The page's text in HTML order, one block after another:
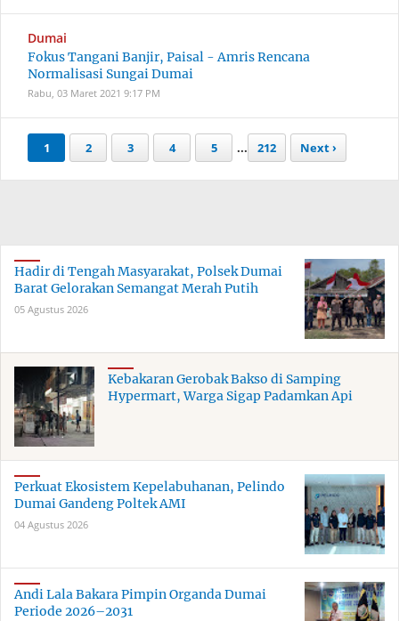
Dumai
Fokus Tangani Banjir, Paisal - Amris Rencana
Normalisasi Sungai Dumai
Rabu, 03 Maret 2021 9:17 PM
1 2 3 4 5 ... 212 Next ›
Hadir di Tengah Masyarakat, Polsek Dumai
Barat Gelorakan Semangat Merah Putih
05 Agustus 2026
Kebakaran Gerobak Bakso di Samping
Hypermart, Warga Sigap Padamkan Api
Perkuat Ekosistem Kepelabuhanan, Pelindo
Dumai Gandeng Poltek AMI
04 Agustus 2026
Andi Lala Bakara Pimpin Organda Dumai
Periode 2026–2031